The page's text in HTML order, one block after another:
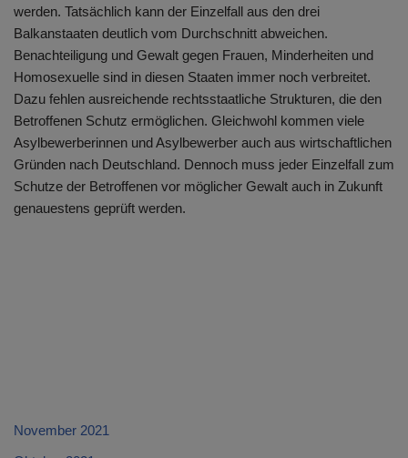
werden. Tatsächlich kann der Einzelfall aus den drei
Balkanstaaten deutlich vom Durchschnitt abweichen.
Benachteiligung und Gewalt gegen Frauen, Minderheiten und
Homosexuelle sind in diesen Staaten immer noch verbreitet.
Dazu fehlen ausreichende rechtsstaatliche Strukturen, die den
Betroffenen Schutz ermöglichen. Gleichwohl kommen viele
Asylbewerberinnen und Asylbewerber auch aus wirtschaftlichen
Gründen nach Deutschland. Dennoch muss jeder Einzelfall zum
Schutze der Betroffenen vor möglicher Gewalt auch in Zukunft
genauestens geprüft werden.
November 2021